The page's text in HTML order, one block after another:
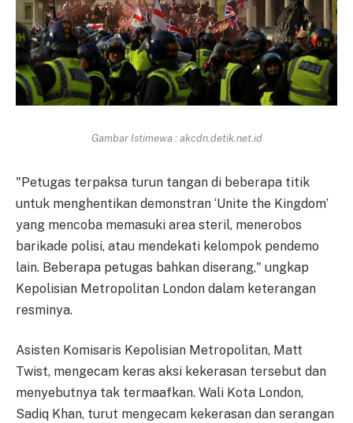
Gambar Istimewa : akcdn.detik.net.id
"Petugas terpaksa turun tangan di beberapa titik
untuk menghentikan demonstran ‘Unite the Kingdom’
yang mencoba memasuki area steril, menerobos
barikade polisi, atau mendekati kelompok pendemo
lain. Beberapa petugas bahkan diserang," ungkap
Kepolisian Metropolitan London dalam keterangan
resminya.
Asisten Komisaris Kepolisian Metropolitan, Matt
Twist, mengecam keras aksi kekerasan tersebut dan
menyebutnya tak termaafkan. Wali Kota London,
Sadiq Khan, turut mengecam kekerasan dan serangan